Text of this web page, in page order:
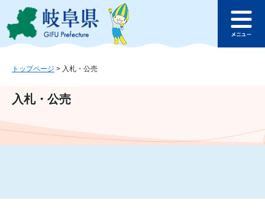
ジ
ュ
文
このページの本文へ
ュ
トップページ > 入札・公売
入札・公売